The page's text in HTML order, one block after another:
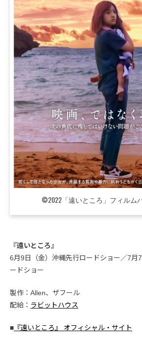
©2022「遠いところ」フィルム
『遠いところ』
6月9日（金）沖縄先行ロードショー／7月
ードショー
製作：Allen、ザフール
配給： ラビットハウス
■ 『遠いところ』 オフィシャル・サイト